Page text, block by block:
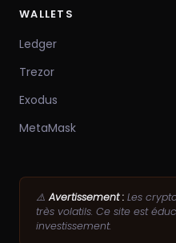
WALLETS
Ledger
Trezor
Exodus
MetaMask
⚠️Avertissement : Les
très volatils. Ce site est
investissement.